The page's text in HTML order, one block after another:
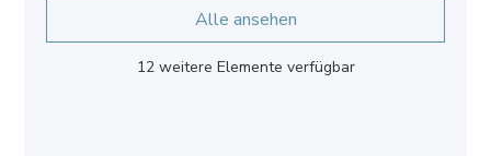
12 weitere Elemente verfügbar
Alle ansehen